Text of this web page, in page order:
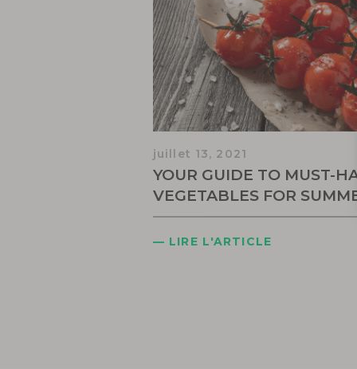
juillet 13, 2021
YOUR GUIDE TO MUST-
VEGETABLES FOR
— LIRE L'ARTICLE